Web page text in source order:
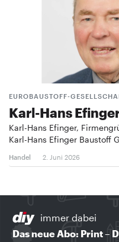
EUROBAUSTOFF-
Karl-Hans
Karl-Hans Efinger,
Karl-Hans Efinger Baustoff
Handel 2. Juni 2026
immer dabei
Das neue Abo: Print –